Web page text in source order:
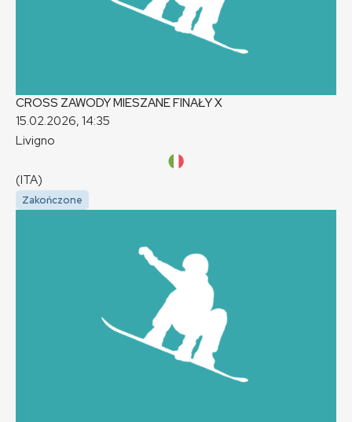
CROSS ZAWODY MIESZANE FINAŁYX
15.02.2026, 14:35
Livigno
(ITA)
Zakończone